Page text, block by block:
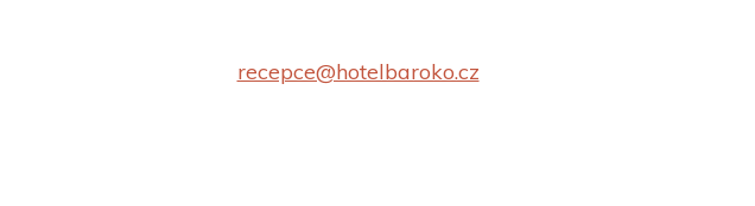
recepce@hotelbaroko.cz